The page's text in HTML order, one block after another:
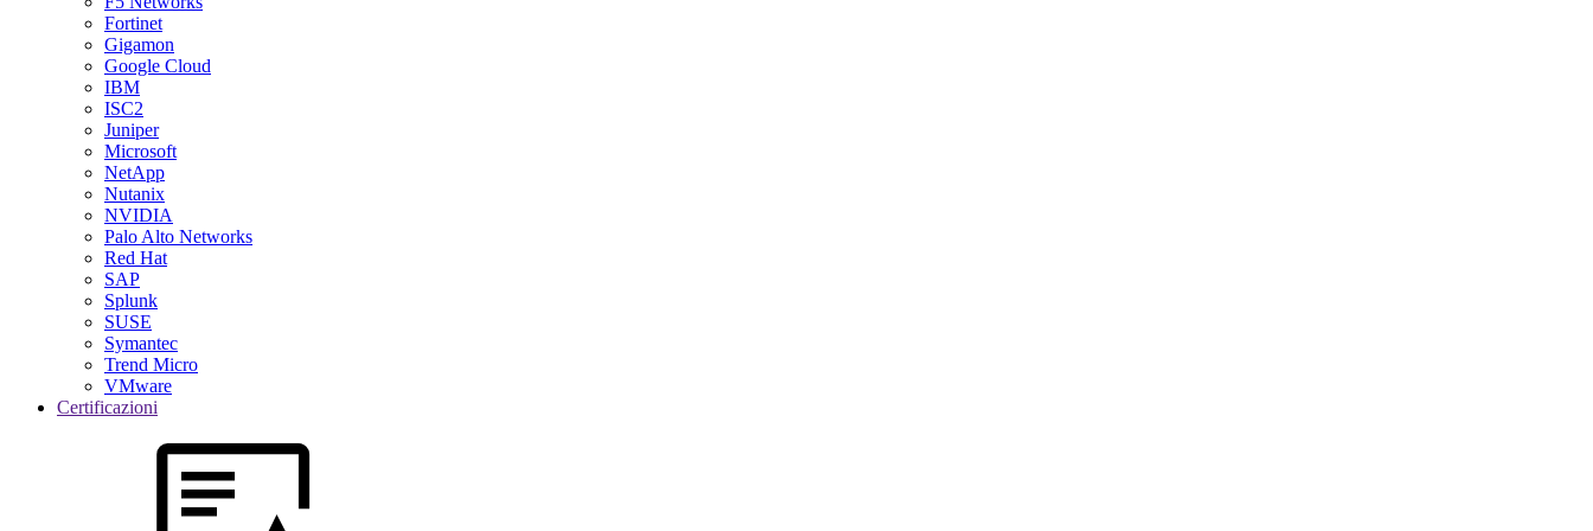
Fortinet
Gigamon
Google Cloud
IBM
ISC2
Juniper
Microsoft
NetApp
Nutanix
NVIDIA
Palo Alto Networks
Red Hat
SAP
Splunk
SUSE
Symantec
Trend Micro
VMware
Certificazioni